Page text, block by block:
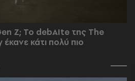
Z; Το debAIte της The
κάτι πολύ πιο